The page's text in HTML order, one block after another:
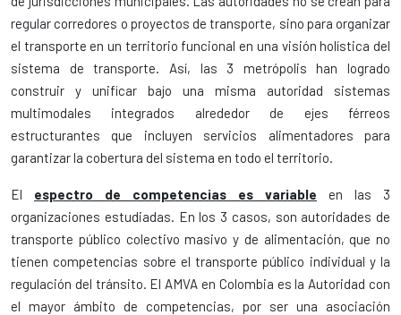
regular corredores o proyectos de transporte, sino para organizar
el transporte en un territorio funcional en una visión holística del
sistema de transporte. Así, las 3 metrópolis han logrado
construir y unificar bajo una misma autoridad sistemas
multimodales integrados alrededor de ejes férreos
estructurantes que incluyen servicios alimentadores para
garantizar la cobertura del sistema en todo el territorio.
El espectro de competencias es variable en las 3
organizaciones estudiadas. En los 3 casos, son autoridades de
transporte público colectivo masivo y de alimentación, que no
tienen competencias sobre el transporte público individual y la
regulación del tránsito. El AMVA en Colombia es la Autoridad con
el mayor ámbito de competencias, por ser una asociación